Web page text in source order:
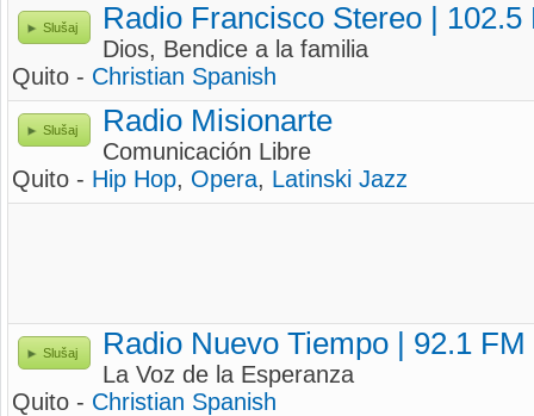
Slušaj Radio Francisco Stereo | 102.5
Dios, Bendice a la familia
Quito - Christian Spanish
Slušaj Radio Misionarte
Comunicación Libre
Quito - Hip Hop, Opera, Latinski Jazz
Slušaj Radio Nuevo Tiempo | 92.1 FM
La Voz de la Esperanza
Quito - Christian Spanish